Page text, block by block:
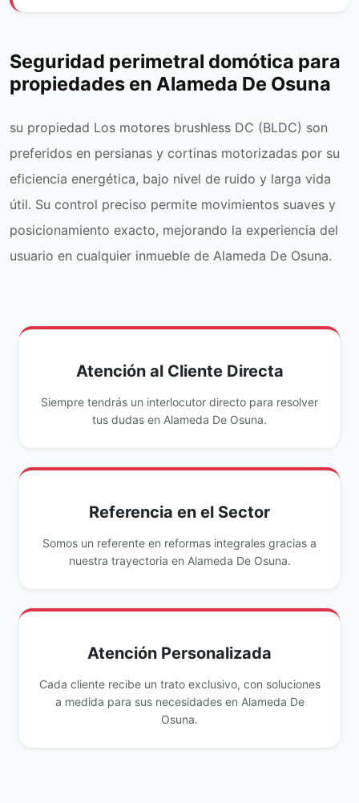
Seguridad perimetral domótica para
propiedades en Alameda De Osuna
su propiedad Los motores brushless DC (BLDC) son
preferidos en persianas y cortinas motorizadas por su
eficiencia energética, bajo nivel de ruido y larga vida
útil. Su control preciso permite movimientos suaves y
posicionamiento exacto, mejorando la experiencia del
usuario en cualquier inmueble de Alameda De Osuna.
Atención al Cliente Directa
Siempre tendrás un interlocutor directo para resolver
tus dudas en Alameda De Osuna.
Referencia en el Sector
Somos un referente en reformas integrales gracias a
nuestra trayectoria en Alameda De Osuna.
Atención Personalizada
Cada cliente recibe un trato exclusivo, con soluciones
a medida para sus necesidades en Alameda De
Osuna.